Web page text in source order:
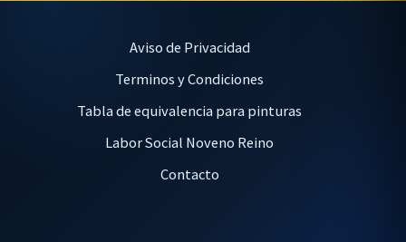
Aviso de Privacidad
Terminos y Condiciones
Tabla de equivalencia para pinturas
Labor Social Noveno Reino
Contacto